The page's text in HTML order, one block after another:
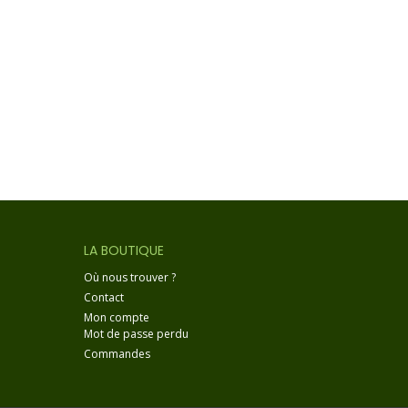
LA BOUTIQUE
Où nous trouver ?
Contact
Mon compte
Mot de passe perdu
Commandes